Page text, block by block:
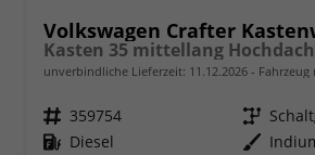
Volkswagen Crafter
unverbindliche Lieferzeit: 11.12.2026 Fahrzeug
Fahrzeugnr. 359754 Getriebe
Kraftstoff Diesel Außenfarbe